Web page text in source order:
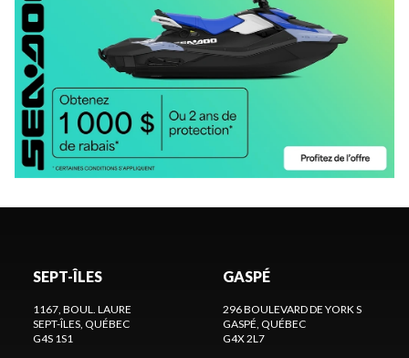
SEPT-ÎLES
1167, BOUL. LAURE
SEPT-ÎLES , QUÉBEC
G4S 1S1
GASPÉ
296 BOULEVARD DE YORK S
GASPÉ , QUÉBEC
G4X 2L7